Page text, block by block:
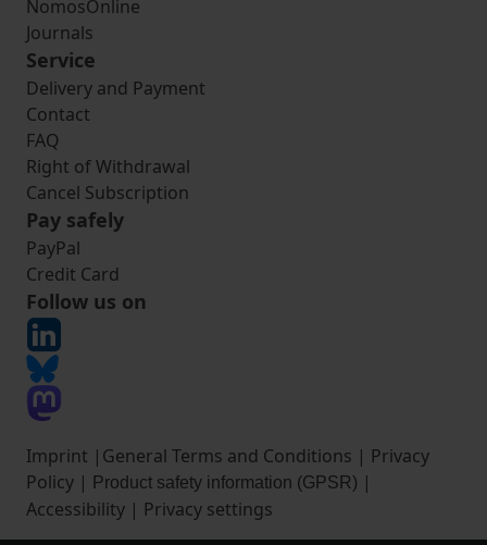
NomosOnline
Journals
Service
Delivery and Payment
Contact
FAQ
Right of Withdrawal
Cancel Subscription
Pay safely
PayPal
Credit Card
Follow us on
Imprint | General Terms and Conditions | Privacy
Policy | Product safety information (GPSR) |
Accessibility | Privacy settings